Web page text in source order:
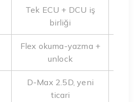
Tek ECU + DCU iş
birliği
Flex okuma-yazma +
unlock
D-Max 2.5D, yeni
ticari